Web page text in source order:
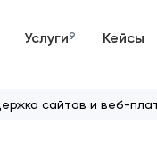
Услуги9 Кейсы
сайтов и веб-